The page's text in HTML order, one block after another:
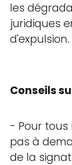
les
juridiques
d'expulsion.
Conseils
- Pour tous
pas à
de la